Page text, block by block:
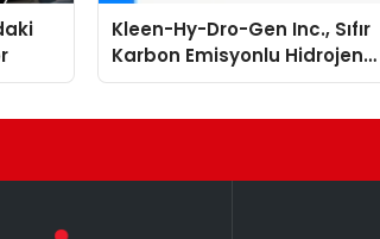
Kleen-Hy-Dro-Gen Inc., Sıfır
Karbon Emisyonlu Hidrojen
Isıtma Teknolojisinde ISO ve